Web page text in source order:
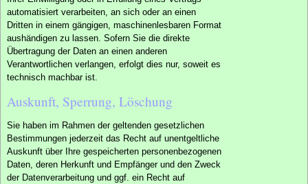
automatisiert verarbeiten, an sich oder an einen
Dritten in einem gängigen, maschinenlesbaren Format
aushändigen zu lassen. Sofern Sie die direkte
Übertragung der Daten an einen anderen
Verantwortlichen verlangen, erfolgt dies nur, soweit es
technisch machbar ist.
Auskunft, Sperrung, Löschung
Sie haben im Rahmen der geltenden gesetzlichen
Bestimmungen jederzeit das Recht auf unentgeltliche
Auskunft über Ihre gespeicherten personenbezogenen
Daten, deren Herkunft und Empfänger und den Zweck
der Datenverarbeitung und ggf. ein Recht auf